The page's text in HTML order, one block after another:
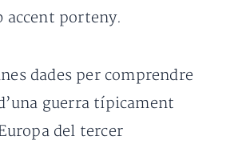
accent porteny.
dades per comprendre
guerra típicament
del tercer